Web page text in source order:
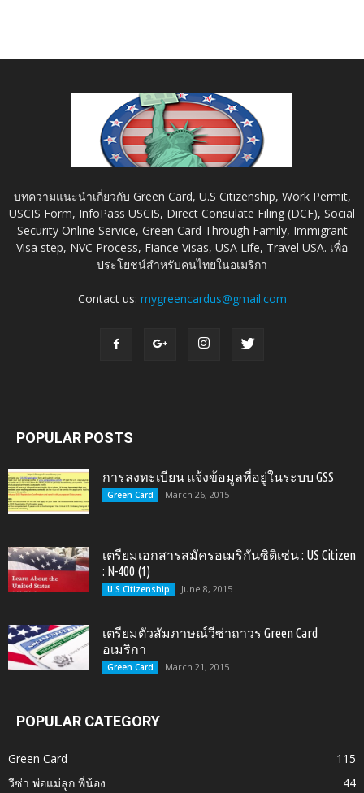
บทความแนะนำเกี่ยวกับ Green Card, U.S Citizenship, Work Permit,
USCIS Form, InfoPass USCIS, Direct Consulate Filing (DCF), Social
Security Online Service, Green Card Through Family, Immigrant
Visa step, NVC Process, Fiance Visas, USA Life, Travel USA. เพื่อ
ประโยชน์สำหรับคนไทยในอเมริกา
Contact us: mygreencardus@gmail.com
POPULAR POSTS
การลงทะเบียน แจ้งข้อมูลที่อยู่ในระบบ GSS
Green Card March 26, 2015
เตรียมเอกสารสมัครอเมริกันซิติเซ่น : US Citizen
: N-400 (1)
U.S.Citizenship June 8, 2015
เตรียมตัวสัมภาษณ์วีซ่าถาวร Green Card
อเมริกา
Green Card March 21, 2015
POPULAR CATEGORY
Green Card
115
วีซ่า พ่อแม่ลูก พี่น้อง
44